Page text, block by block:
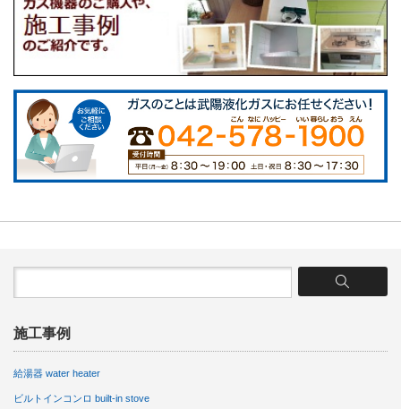
施工事例
給湯器 water heater
ビルトインコンロ built-in stove